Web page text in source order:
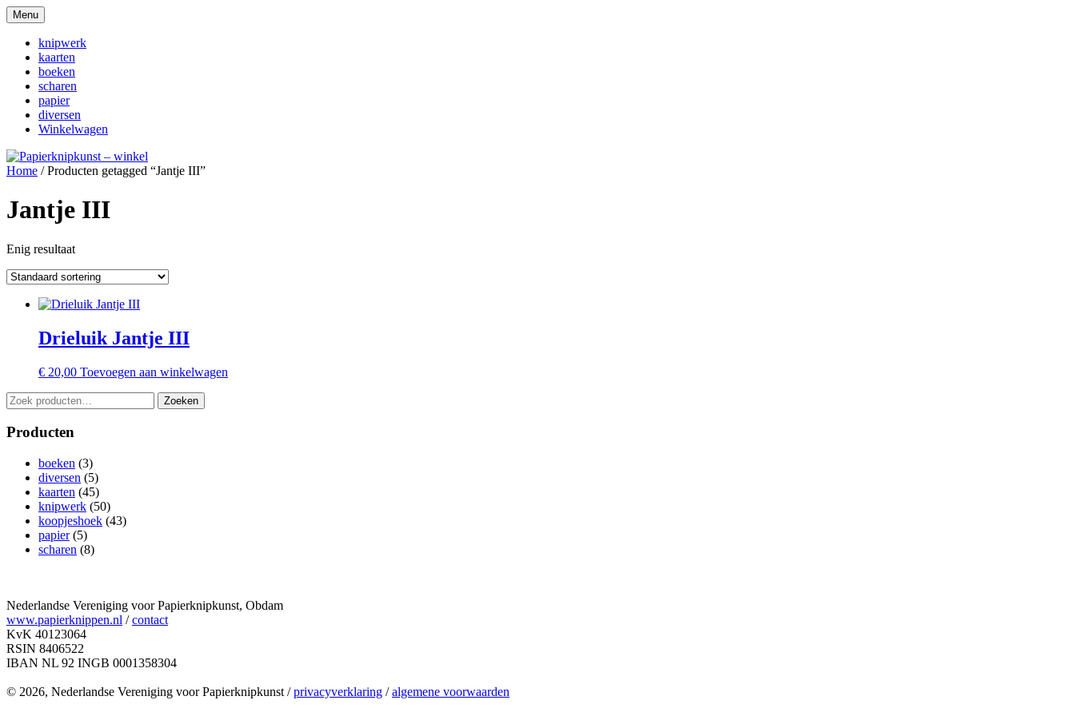
Ga
naar
inhoud
Papierknipkunst – winkel
Menu
knipwerk
kaarten
boeken
scharen
papier
diversen
Winkelwagen
Home / Producten getagged “Jantje III”
Jantje III
Enig resultaat
Drieluik Jantje III
€ 20,00 Toevoegen aan winkelwagen
Zoeken
naar:
Zoeken
Producten
boeken (3)
diversen (5)
kaarten (45)
knipwerk (50)
koopjeshoek (43)
papier (5)
scharen (8)
Nederlandse Vereniging voor Papierknipkunst, Obdam
www.papierknippen.nl /contact
KvK 40123064
RSIN 8406522
IBAN NL 92 INGB 0001358304
© 2026, Nederlandse Vereniging voor Papierknipkunst /privacyverklaring /algemene voorwaarden